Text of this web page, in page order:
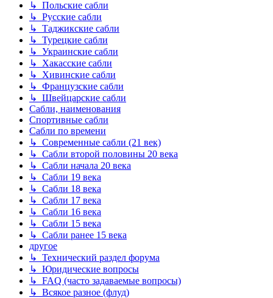
↳ Польские сабли
↳ Русские сабли
↳ Таджикские сабли
↳ Турецкие сабли
↳ Украинские сабли
↳ Хакасские сабли
↳ Хивинские сабли
↳ Французские сабли
↳ Швейцарские сабли
Сабли, наименования
Спортивные сабли
Сабли по времени
↳ Современные сабли (21 век)
↳ Сабли второй половины 20 века
↳ Сабли начала 20 века
↳ Сабли 19 века
↳ Сабли 18 века
↳ Сабли 17 века
↳ Сабли 16 века
↳ Сабли 15 века
↳ Сабли ранее 15 века
другое
↳ Технический раздел форума
↳ Юридические вопросы
↳ FAQ (часто задаваемые вопросы)
↳ Всякое разное (флуд)